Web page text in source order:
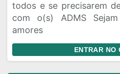
todos e se precisarem
com o(s) ADMS
amores
ENTRAR NO